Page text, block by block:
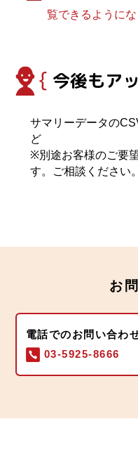
覧できるようにな
今後もア
サマリーデータの
ど
※別途お客様のご要
す。ご相談ください。
お
電話でのお問い合わ
03-5925-8666